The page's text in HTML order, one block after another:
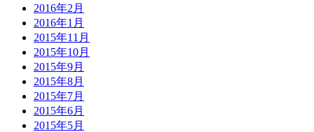
2016年2月
2016年1月
2015年11月
2015年10月
2015年9月
2015年8月
2015年7月
2015年6月
2015年5月